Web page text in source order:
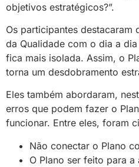
objetivos estratégicos?”.
Os participantes destacaram
da Qualidade com o dia a
fica mais isolada. Assim, o
torna um desdobramento
Eles também abordaram,
erros que podem fazer o
funcionar. Entre eles, foram
Não conectar o Plano
O Plano ser feito para a